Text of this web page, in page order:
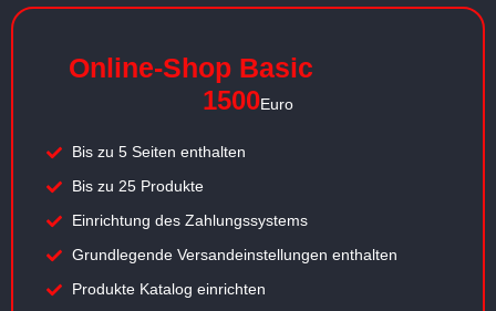
Online-Shop Basic
1500Euro
Bis zu 5 Seiten enthalten
Bis zu 25 Produkte
Einrichtung des Zahlungssystems
Grundlegende Versandeinstellungen enthalten
Produkte Katalog einrichten